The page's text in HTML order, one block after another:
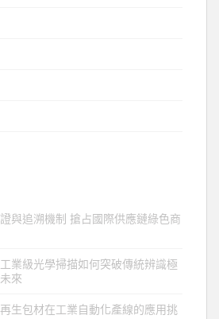
與追溯機制 搶占國際供應鏈綠色商
業級光學掃描如何突破傳統辨識極
來
生包材在工業自動化產線的應用挑